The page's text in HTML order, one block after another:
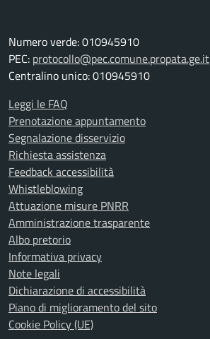
Numero verde: 010945910
PEC: protocollo@pec.comune.propata.ge.it
Centralino unico: 010945910
Leggi le FAQ
Prenotazione appuntamento
Segnalazione disservizio
Richiesta assistenza
Feedback accessibilità
Whistleblowing
Attuazione misure PNRR
Amministrazione trasparente
Albo pretorio
Informativa privacy
Note legali
Dichiarazione di accessibilità
Piano di miglioramento del sito
Cookie Policy (UE)